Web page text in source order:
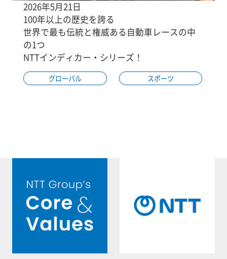
2026年5月21日
100年以上の歴史を誇る
世界で最も伝統と権威ある自動車レースの中
の1つ
NTTインディカー・シリーズ！
グローバル スポーツ